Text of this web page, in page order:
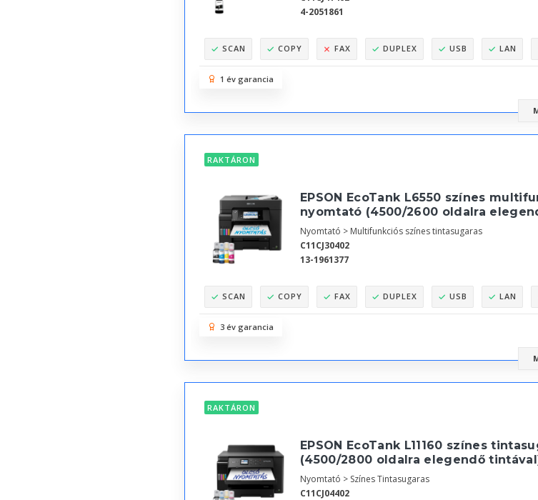
4-2051861
SCAN COPY FAX DUPLEX USB LAN
1 év garancia
RAKTÁRON
EPSON EcoTank L6550 színes
nyomtató (4500/2600 oldalra
Nyomtató > Multifunkciós színes tintasugaras
C11CJ30402
13-1961377
SCAN COPY FAX DUPLEX USB LAN
3 év garancia
RAKTÁRON
EPSON EcoTank L11160 színes
(4500/2800 oldalra elegendő
Nyomtató > Színes Tintasugaras
C11CJ04402